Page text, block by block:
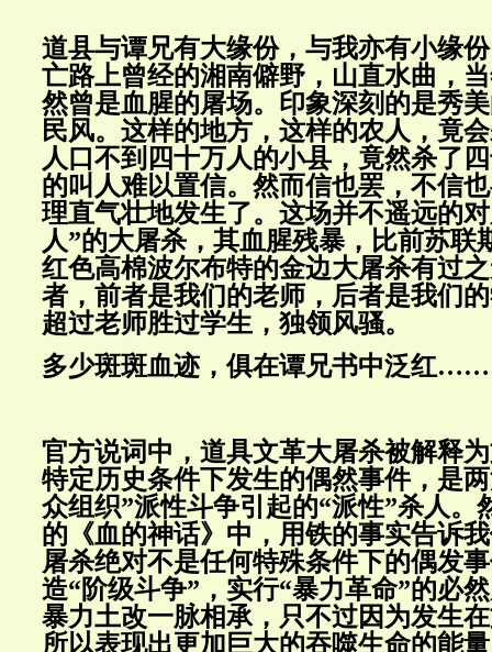
道县与谭兄有大缘份，与我亦有小缘
亡路上曾经的湘南僻野，山直水曲，
然曾是血腥的屠场。印象深刻的是秀
民风。这样的地方，这样的农人，竟
人口不到四十万人的小县，竟然杀了
的叫人难以置信。然而信也罢，不信
理直气壮地发生了。这场并不遥远的
人”的大屠杀，其血腥残暴，比前苏联
红色高棉波尔布特的金边大屠杀有过
者，前者是我们的老师，后者是我们
超过老师胜过学生，独领风骚。
多少斑斑血迹，俱在谭兄书中泛红……
官方说词中，道具文革大屠杀被解释
特定历史条件下发生的偶然事件，是
众组织”派性斗争引起的“派性”杀人。
的《血的神话》中，用铁的事实告诉
屠杀绝对不是任何特殊条件下的偶发
造“阶级斗争”，实行“暴力革命”的必
暴力土改一脉相承，只不过因为发生
所以表现出更加巨大的吞噬生命的能